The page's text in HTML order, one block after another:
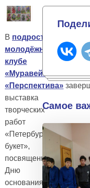
В подростково-
молодёжном
клубе
«Муравейник»
«Перспектива»
выставка
творческих
работ
«Петербургский
букет»,
посвященная
Дню
основания
Самое